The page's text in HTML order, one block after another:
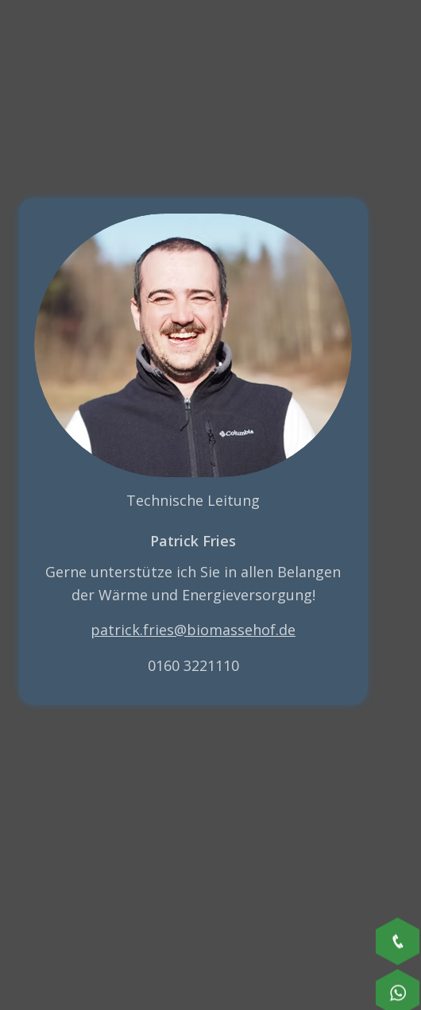
Technische Leitung
Patrick Fries
Gerne unterstütze ich Sie in allen Belangen
der Wärme und Energieversorgung!
patrick.fries@biomassehof.de
0160 3221110